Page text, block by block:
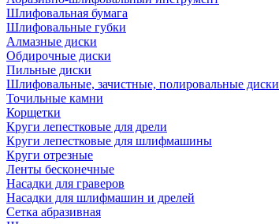
Шлифовальная бумага
Шлифовальные губки
Алмазные диски
Обдирочные диски
Пильные диски
Шлифовальные, зачистные, полировальные диски
Точильные камни
Корщетки
Круги лепестковые для дрели
Круги лепестковые для шлифмашины
Круги отрезные
Ленты бесконечные
Насадки для граверов
Насадки для шлифмашин и дрелей
Сетка абразивная